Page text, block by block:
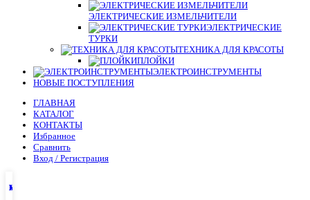
ЭЛЕКТРИЧЕСКИЕ ИЗМЕЛЬЧИТЕЛИ
ЭЛЕКТРИЧЕСКИЕ
ТУРКИ
ТЕХНИКА ДЛЯ КРАСОТЫ
ПЛОЙКИ
ЭЛЕКТРОИНСТРУМЕНТЫ
НОВЫЕ ПОСТУПЛЕНИЯ
ГЛАВНАЯ
КАТАЛОГ
КОНТАКТЫ
Избранное
Сравнить
Вход / Регистрация
Главная
Магазин
Избранное
Мой аккаунт